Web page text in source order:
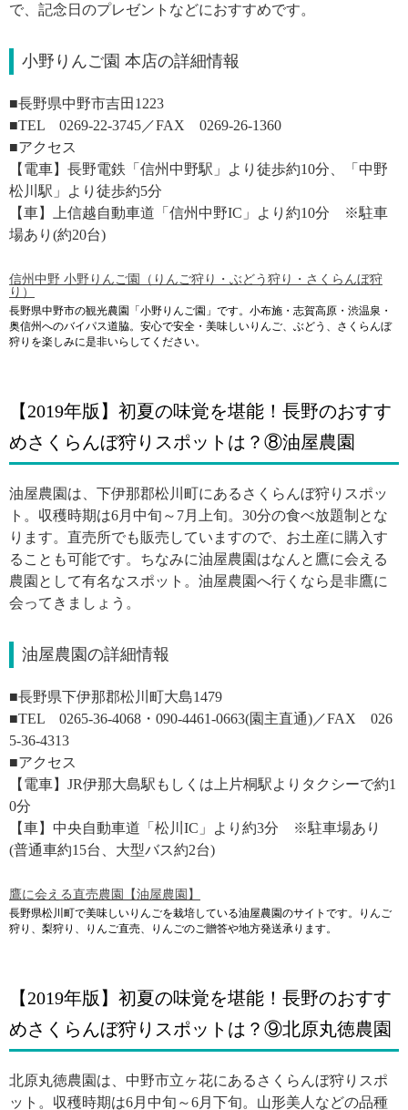
で、記念日のプレゼントなどにおすすめです。
小野りんご園 本店の詳細情報
■長野県中野市吉田1223
■TEL 0269-22-3745／FAX 0269‐26‐1360
■アクセス
【電車】長野電鉄「信州中野駅」より徒歩約10分、「中野
松川駅」より徒歩約5分
【車】上信越自動車道「信州中野IC」より約10分 ※駐車
場あり(約20台)
信州中野 小野りんご園（りんご狩り・ぶどう狩り・さくらんぼ狩
り）
長野県中野市の観光農園「小野りんご園」です。小布施・志賀高原・渋温泉・
奥信州へのバイパス道脇。安心で安全・美味しいりんご、ぶどう、さくらんぼ
狩りを楽しみに是非いらしてください。
【2019年版】初夏の味覚を堪能！長野のおすす
めさくらんぼ狩りスポットは？⑧油屋農園
油屋農園は、 下伊那郡松川町にあるさくらんぼ狩りスポッ
ト。収穫時期は6月中旬～7月上旬。30分の食べ放題制とな
ります。直売所でも販売していますので、お土産に購入す
ることも可能です。ちなみに油屋農園はなんと鷹に会える
農園として有名なスポット。油屋農園へ行くなら是非鷹に
会ってきましょう。
油屋農園の詳細情報
■長野県下伊那郡松川町大島1479
■TEL 0265-36-4068・090-4461-0663(園主直通)／FAX 026
5-36-4313
■アクセス
【電車】JR伊那大島駅もしくは上片桐駅よりタクシーで約1
0分
【車】中央自動車道「松川IC」より約3分 ※駐車場あり
(普通車約15台、大型バス約2台)
鷹に会える直売農園【油屋農園】
長野県松川町で美味しいりんごを栽培している油屋農園のサイトです。りんご
狩り、梨狩り、りんご直売、りんごのご贈答や地方発送承ります。
【2019年版】初夏の味覚を堪能！長野のおすす
めさくらんぼ狩りスポットは？⑨北原丸徳農園
北原丸徳農園は、中野市立ヶ花にあるさくらんぼ狩りスポ
ット。収穫時期は6月中旬～6月下旬。山形美人などの品種